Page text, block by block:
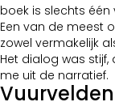
boek is slechts
Een van de meest
zowel vermakelijk
Het dialog was
me uit de narratief.